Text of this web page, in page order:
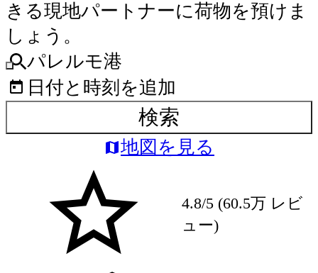
きる現地パートナーに荷物を預けま
しょう。
パレルモ港
日付と時刻を追加
検索
地図を見る
4.8/5 (60.5万 レビ
ュー)